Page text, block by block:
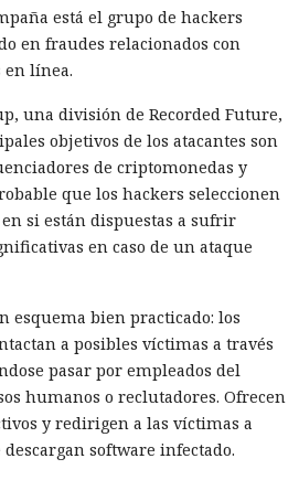
está el grupo de hackers
en fraudes relacionados con
en línea.
una división de Recorded Future,
objetivos de los atacantes son
de criptomonedas y
que los hackers seleccionen
si están dispuestas a sufrir
en caso de un ataque
esquema bien practicado: los
a posibles víctimas a través
pasar por empleados del
humanos o reclutadores. Ofrecen
y redirigen a las víctimas a
software infectado.